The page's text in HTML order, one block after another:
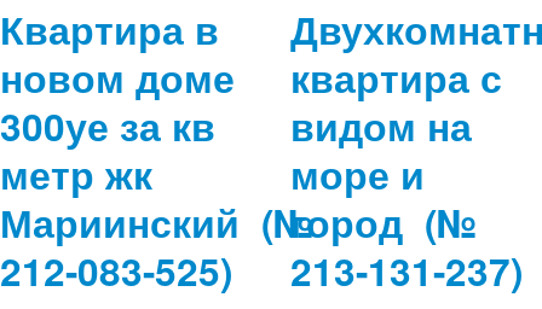
Квартира в
новом доме
300уе за кв
метр жк
Мариинский (№
212-083-525)
квартира с
видом на
море и
город (№
213-131-237)